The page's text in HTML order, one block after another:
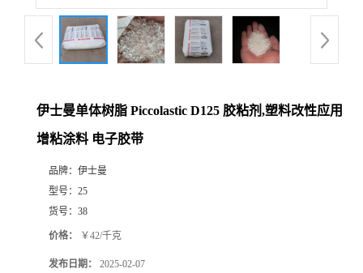
伊士曼单体树脂 Piccolastic D125 胶粘剂,塑料改性应用
增粘涂料 电子胶带
品牌： 伊士曼
型号： 25
货号： 38
价格： ￥42/千克
发布日期： 2025-02-07